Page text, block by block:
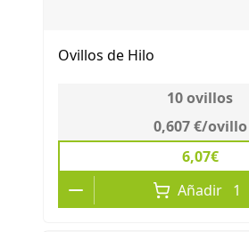
Ovillos de Hilo
10ovillos
0,607 €/ovillo
6,07€
Añadir 1